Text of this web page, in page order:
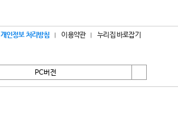
개인정보 처리방침 이용약관 누리집 바로잡기
PC버전